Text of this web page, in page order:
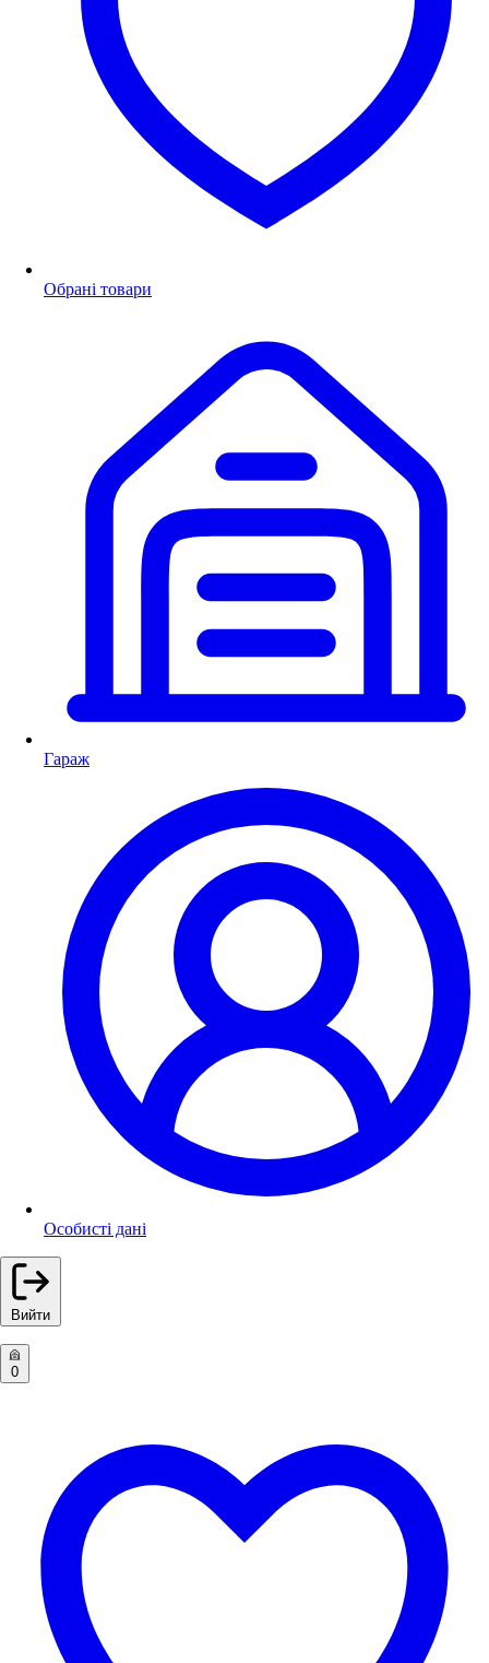
Обрані товари
Гараж
Особисті дані
Вийти
0